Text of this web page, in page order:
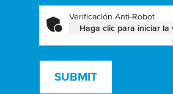
Verificación Anti-Robot
Haga clic para iniciar la
SUBMIT